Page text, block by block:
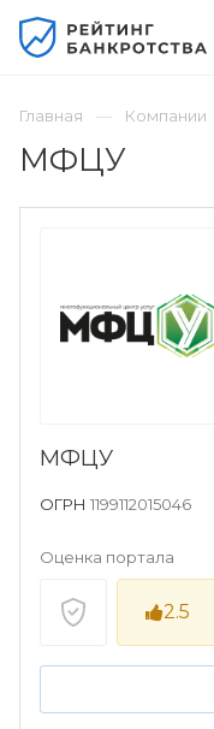
Главная Компании
МФЦУ
МФЦУ
ОГРН 1199112015046
Оценка портала
2.5